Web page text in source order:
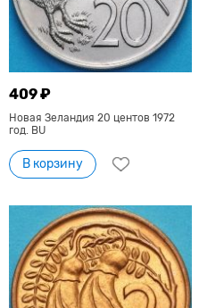
409 ₽
Новая Зеландия 20 центов 1972
год. BU
В корзину